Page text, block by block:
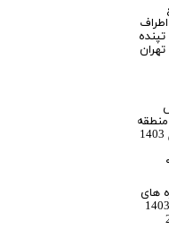
های
تعاونی ساز 1403